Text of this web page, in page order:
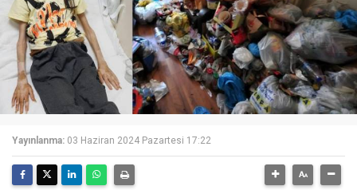
Yayınlanma: 03 Haziran 2024 Pazartesi 17:22